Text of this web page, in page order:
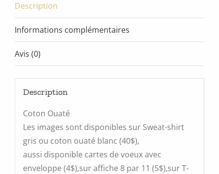
Description
Informations complémentaires
Avis (0)
Description
Coton Ouaté
Les images sont disponibles sur Sweat-shirt
gris ou coton ouaté blanc (40$),
aussi disponible cartes de voeux avec
enveloppe (4$),sur affiche 8 par 11 (5$),sur T-